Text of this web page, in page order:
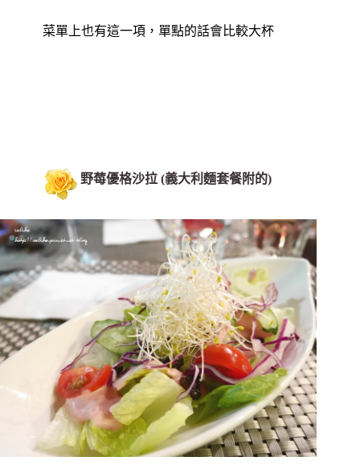
菜單上也有這一項，單點的話會比較大杯
野莓優格沙拉 (義大利麵套餐附的)